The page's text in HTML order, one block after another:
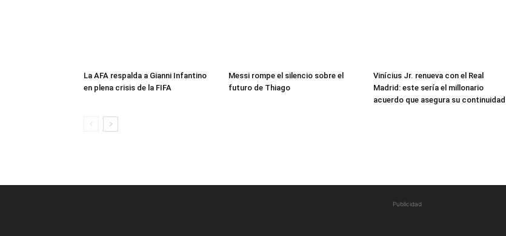
La AFA respalda a Gianni Infantino
en plena crisis de la FIFA
Messi rompe el silencio sobre el
futuro de Thiago
Vinícius Jr. renueva con el Real
Madrid: este sería el millonario
acuerdo que asegura su continuidad
Publicidad